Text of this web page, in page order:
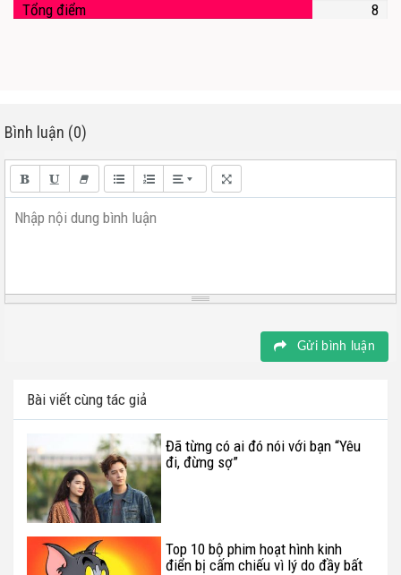
Tổng điểm
8
Bình luận (0)
Nhập nội dung bình luận
Gửi bình luận
Bài viết cùng tác giả
Đã từng có ai đó nói với bạn “Yêu
đi, đừng sợ”
Top 10 bộ phim hoạt hình kinh
điển bị cấm chiếu vì lý do đầy bất